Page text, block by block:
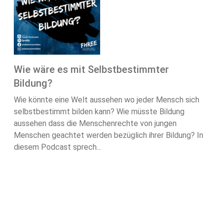
Wie wäre es mit Selbstbestimmter
Bildung?
Wie könnte eine Welt aussehen wo jeder Mensch sich
selbstbestimmt bilden kann? Wie müsste Bildung
aussehen dass die Menschenrechte von jungen
Menschen geachtet werden bezüglich ihrer Bildung? In
diesem Podcast sprech...